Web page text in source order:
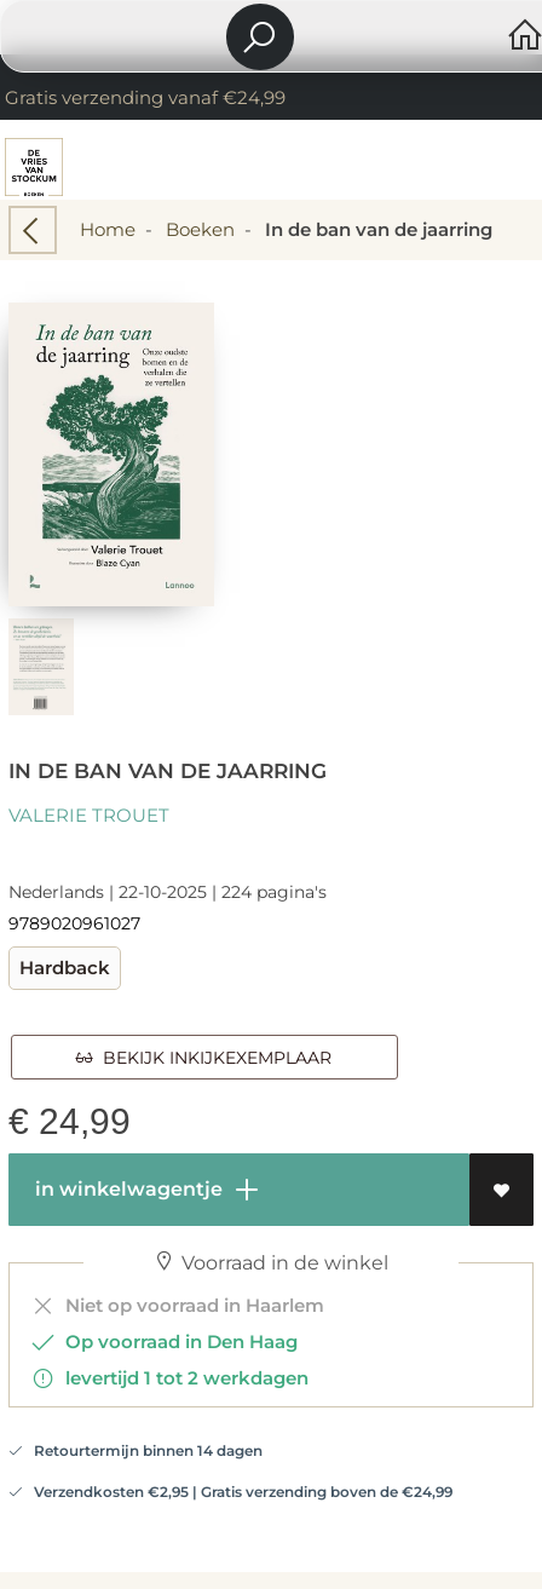
Gratis verzending vanaf €24,99
Home- Boeken - In de ban van de jaarring
IN DE BAN VAN DE JAARRING
VALERIE TROUET
Nederlands | 22-10-2025 | 224 pagina's
9789020961027
Hardback
BEKIJK INKIJKEXEMPLAAR
€ 24,99
in winkelwagentje
Voorraad in de winkel
Niet op voorraad in Haarlem
Op voorraad in Den Haag
levertijd 1 tot 2 werkdagen
Retourtermijn binnen 14 dagen
Verzendkosten €2,95 | Gratis verzending boven de €24,99